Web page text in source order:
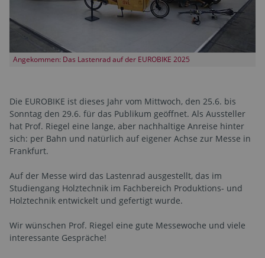
Angekommen: Das Lastenrad auf der EUROBIKE 2025
Die EUROBIKE ist dieses Jahr vom Mittwoch, den 25.6. bis
Sonntag den 29.6. für das Publikum geöffnet. Als Aussteller
hat Prof. Riegel eine lange, aber nachhaltige Anreise hinter
sich: per Bahn und natürlich auf eigener Achse zur Messe in
Frankfurt.
Auf der Messe wird das Lastenrad ausgestellt, das im
Studiengang Holztechnik im Fachbereich Produktions- und
Holztechnik entwickelt und gefertigt wurde.
Wir wünschen Prof. Riegel eine gute Messewoche und viele
interessante Gespräche!